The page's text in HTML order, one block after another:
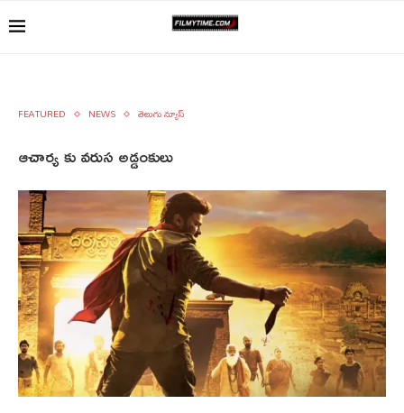
FEATURED NEWS తెలుగు న్యూస్
ఆచార్య కు వరుస అడ్డంకులు